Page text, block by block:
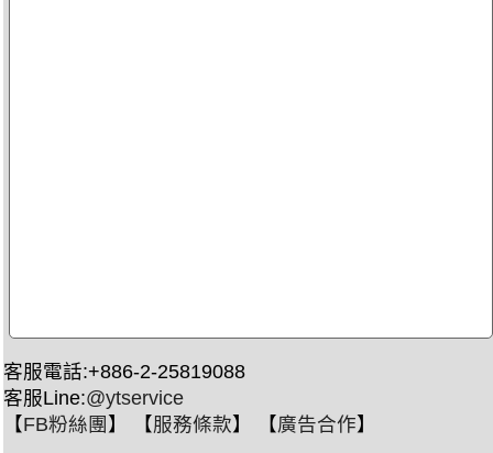
客服電話:+886-2-25819088
客服Line:@ytservice
【FB粉絲團 】 【服務條款】 【廣告合作】